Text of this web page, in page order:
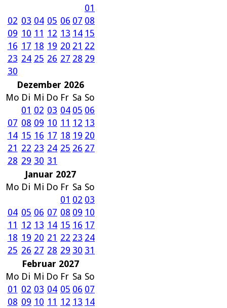
01
02 03 04 05 06 07 08
09 10 11 12 13 14 15
16 17 18 19 20 21 22
23 24 25 26 27 28 29
30
Dezember 2026
Mo Di Mi Do Fr Sa So
01 02 03 04 05 06
07 08 09 10 11 12 13
14 15 16 17 18 19 20
21 22 23 24 25 26 27
28 29 30 31
Januar 2027
Mo Di Mi Do Fr Sa So
01 02 03
04 05 06 07 08 09 10
11 12 13 14 15 16 17
18 19 20 21 22 23 24
25 26 27 28 29 30 31
Februar 2027
Mo Di Mi Do Fr Sa So
01 02 03 04 05 06 07
08 09 10 11 12 13 14